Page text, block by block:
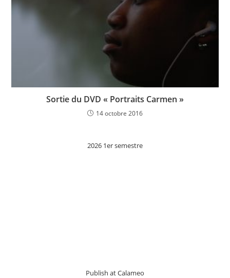
Sortie du DVD « Portraits Carmen »
14 octobre 2016
2026 1er semestre
Publish at Calameo